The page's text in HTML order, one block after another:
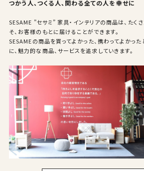
つかう人、つくる人、関わる全ての人を幸せに
SESAME ”セサミ” 家具・インテリアの商品は、たく
そ、お客様のもとに届けることができます。
SESAMEの商品を買ってよかった、携わってよかっ
に、魅力的な商品、サービスを追求していきます。